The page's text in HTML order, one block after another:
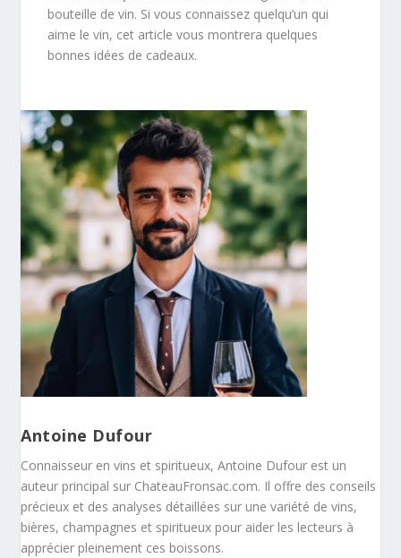
bouteille de vin. Si vous connaissez quelqu’un qui
aime le vin, cet article vous montrera quelques
bonnes idées de cadeaux.
Antoine Dufour
Connaisseur en vins et spiritueux, Antoine Dufour est un
auteur principal sur ChateauFronsac.com. Il offre des conseils
précieux et des analyses détaillées sur une variété de vins,
bières, champagnes et spiritueux pour aider les lecteurs à
apprécier pleinement ces boissons.